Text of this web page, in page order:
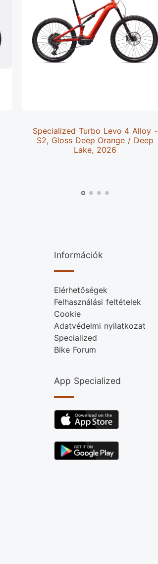
Specialized Turbo Levo 4 Alloy -
S2, Gloss Deep Orange / Deep
Lake, 2026
Információk
Elérhetőségek
Felhasználási feltételek
Cookie
Adatvédelmi nyilatkozat
Specialized
Bike Forum
App Specialized